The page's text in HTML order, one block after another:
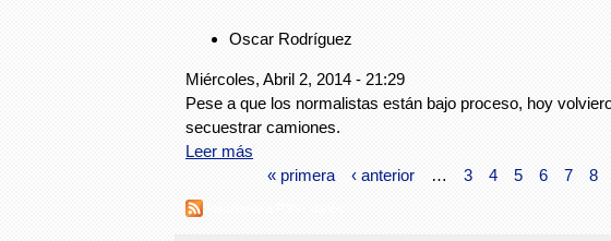
Oscar Rodríguez
Miércoles, Abril 2, 2014 - 21:29
Pese a que los normalistas están bajo proceso, hoy
secuestrar camiones.
Leer más
« primera
‹ anterior … 3 4 5 6 7 8